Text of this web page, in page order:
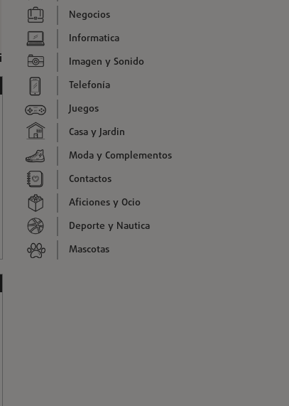
Negocios
Informatica
Imagen y Sonido
Telefonía
Juegos
Casa y Jardin
Moda y Complementos
Contactos
Aficiones y Ocio
Deporte y Nautica
Mascotas